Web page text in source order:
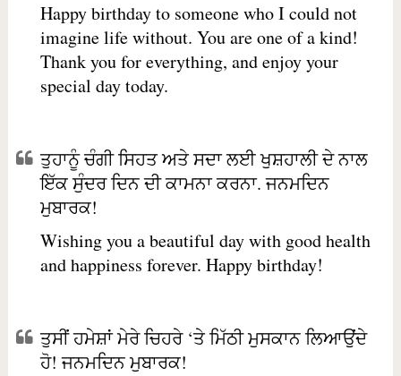
Happy birthday to someone who I could not
imagine life without. You are one of a kind!
Thank you for everything, and enjoy your
special day today.
ਤੁਹਾਨੂੰ ਚੰਗੀ ਸਿਹਤ ਅਤੇ ਸਦਾ ਲਈ ਖੁਸ਼ਹਾਲੀ ਦੇ ਨਾਲ
ਇੱਕ ਸੁੰਦਰ ਦਿਨ ਦੀ ਕਾਮਨਾ ਕਰਨਾ. ਜਨਮਦਿਨ
ਮੁਬਾਰਕ!
Wishing you a beautiful day with good health
and happiness forever. Happy birthday!
ਤੁਸੀਂ ਹਮੇਸ਼ਾਂ ਮੇਰੇ ਚਿਹਰੇ ‘ਤੇ ਮਿੱਠੀ ਮੁਸਕਾਨ ਲਿਆਉਂਦੇ
ਹੋ! ਜਨਮਦਿਨ ਮੁਬਾਰਕ!